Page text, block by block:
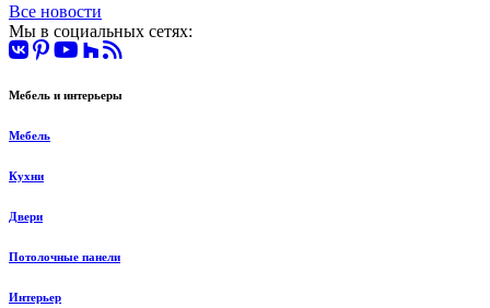
Все новости
Мы в социальных сетях:
Мебель и интерьеры
Мебель
Кухни
Двери
Потолочные панели
Интерьер